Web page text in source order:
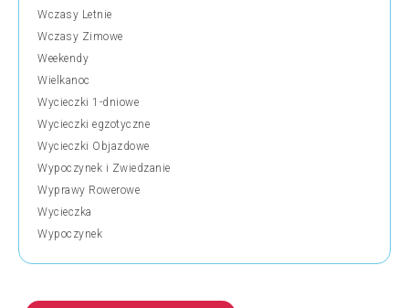
Wczasy Letnie
Wczasy Zimowe
Weekendy
Wielkanoc
Wycieczki 1-dniowe
Wycieczki egzotyczne
Wycieczki Objazdowe
Wypoczynek i Zwiedzanie
Wyprawy Rowerowe
Wycieczka
Wypoczynek